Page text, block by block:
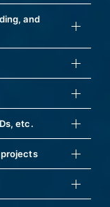
and
etc.